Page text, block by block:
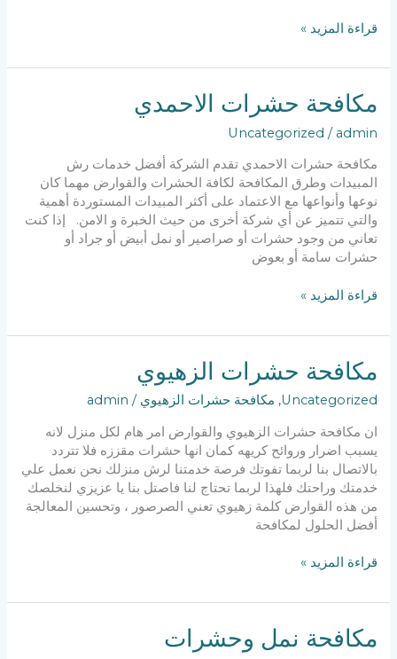
مكافحة
قراءة المزيد »
مكافحة حشرات الاحمدي
Uncategorized / admin
مكافحة حشرات الاحمدي تقدم الشركة أفضل خدمات رش
المبيدات وطرق المكافحة لكافة الحشرات والقوارض مهما كان
نوعها وأنواعها مع الاعتماد على أكثر المبيدات المستوردة أهمية
والتي تتميز عن أي شركة أخرى من حيث الخبرة و الامن. إذا كنت
تعاني من وجود حشرات أو صراصير أو نمل أبيض أو جراد أو
حشرات سامة أو بعوض
مكافحة
الاحمدي
قراءة المزيد »
مكافحة حشرات الزهيوي
Uncategorized
, مكافحة حشرات الزهيوي /
admin
ان مكافحة حشرات الزهيوي والقوارض امر هام لكل منزل لانه
يسبب اضرار وروائح كريهه كمان انها حشرات مقززه فلا تتردد
بالاتصال بنا لربما تفوتك فرصة خدمتنا لرش منزلك نحن نعمل علي
خدمتك وراحتك فلهذا لربما تحتاج لنا فاصتل بنا يا عزيزي لنخلصك
من هذه القوارض كلمة زهيوي تعني الصرصور ، وتحسين المعالجة
أفضل الحلول لمكافحة
مكافحة
الزهيوي
قراءة المزيد »
مكافحة نمل وحشرات